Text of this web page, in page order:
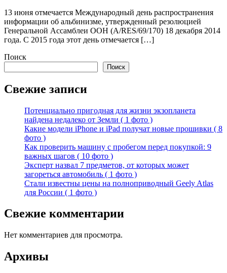
13 июня отмечается Международный день распространения
информации об альбинизме, утвержденный резолюцией
Генеральной Ассамблеи ООН (A/RES/69/170) 18 декабря 2014
года. С 2015 года этот день отмечается […]
Поиск
Поиск
Свежие записи
Потенциально пригодная для жизни экзопланета
найдена недалеко от Земли ( 1 фото )
Какие модели iPhone и iPad получат новые прошивки ( 8
фото )
Как проверить машину с пробегом перед покупкой: 9
важных шагов ( 10 фото )
Эксперт назвал 7 предметов, от которых может
загореться автомобиль ( 1 фото )
Стали известны цены на полноприводный Geely Atlas
для России ( 1 фото )
Свежие комментарии
Нет комментариев для просмотра.
Архивы